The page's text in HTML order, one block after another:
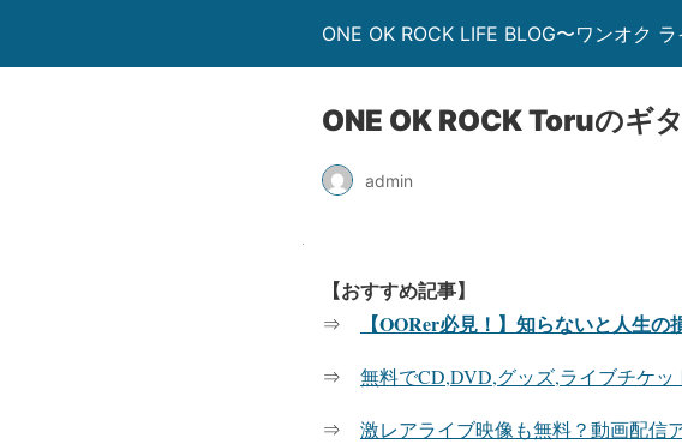
ONE OK ROCK LIFE BLOG〜ワンオク
ONE OK ROCK Toruのギ
admin
【おすすめ記事】
⇒ 【OORer必見！】知らないと人生
⇒ 無料でCD,DVD,グッズ,ライブチケ
⇒ 激レアライブ映像も無料？動画配信